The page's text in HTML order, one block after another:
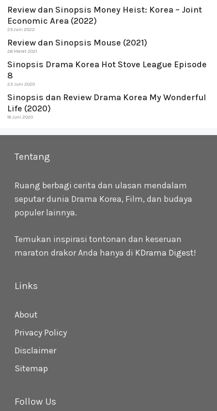
Review dan Sinopsis Money Heist: Korea – Joint
Economic Area (2022)
25 Juni 2022
Review dan Sinopsis Mouse (2021)
26 Maret 2021
Sinopsis Drama Korea Hot Stove League Episode
8
23 Juni 2020
Sinopsis dan Review Drama Korea My Wonderful
Life (2020)
18 Juni 2020
Tentang
Ruang berbagi cerita dan ulasan mendalam
seputar dunia Drama Korea, Film, dan budaya
populer lainnya.
Temukan inspirasi tontonan dan keseruan
maraton drakor Anda hanya di KDrama Digest!
Links
About
Privacy Policy
Disclaimer
Sitemap
Follow Us